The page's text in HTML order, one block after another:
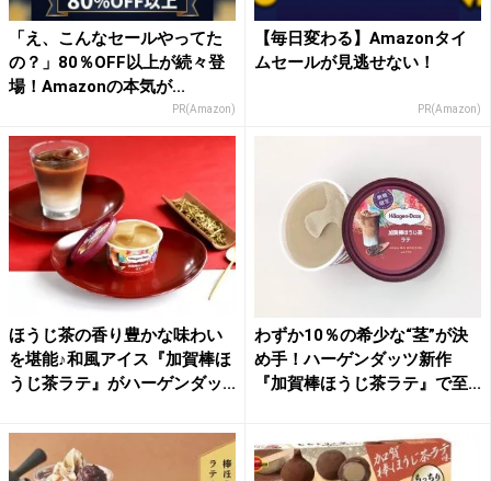
「え、こんなセールやってた
の？」80％OFF以上が続々登
場！Amazonの本気が...
PR(Amazon)
【毎日変わる】Amazonタイ
ムセールが見逃せない！
PR(Amazon)
ほうじ茶の香り豊かな味わい
を堪能♪和風アイス『加賀棒ほ
うじ茶ラテ』がハーゲンダッ...
わずか10％の希少な“茎”が決
め手！ハーゲンダッツ新作
『加賀棒ほうじ茶ラテ』で至...